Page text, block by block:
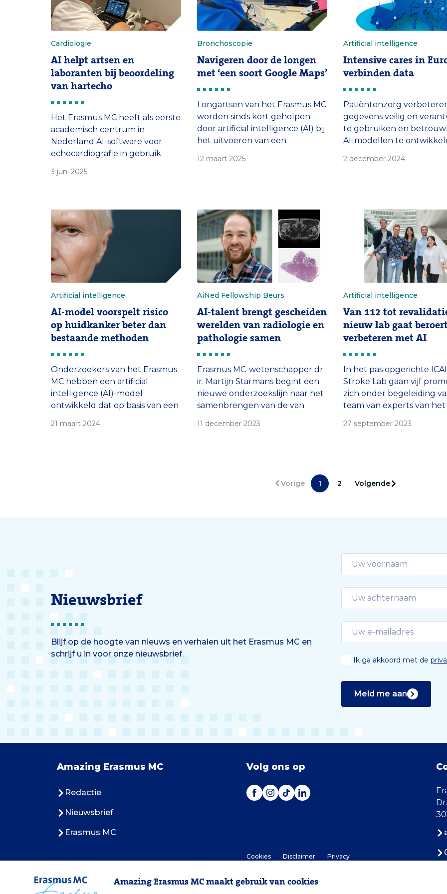
Cardiologie
AI helpt artsen en
laboranten bij beoordeling
van hartecho
Het Erasmus MC heeft als eerste
academisch centrum in
Nederland AI-software voor
echocardiografie in gebruik
maakt het mogelijk om echo’s
nog op de behandeltafel ligt.
3 juni 2025
Bronchoscopie
Navigeren door de longen
met ‘een soort Google Maps’
Longartsen van het Erasmus MC
worden sinds kort geholpen
door artificial intelligence (AI) bij
het uitvoeren van een
procedure om de longen van
ingreep, minder straling en
verkleint het risico op een
klaplong of […]
12 maart 2025
Artificial intelligence
Intensive cares in
verbinden data
Patiëntenzorg
gegevens veilig en
te gebruiken en
AI-modellen te
initiatief, waarin intensive
onder leiding van Michel
Genderen, internist-
het Erasmus MC.
2 december 2024
Artificial intelligence
AI-model voorspelt risico
op huidkanker beter dan
bestaande methoden
Onderzoekers van het Erasmus
MC hebben een artificial
intelligence (AI)-model
ontwikkeld dat op basis van een
op huidkanker voorspelt. Het
21 maart 2024
AiNed Fellowship Beurs
AI-talent brengt gescheiden
werelden van radiologie en
pathologie samen
Erasmus MC-wetenschapper dr.
ir. Martijn Starmans begint een
nieuwe onderzoekslijn naar het
samenbrengen van de van
van radiologie en pathologie, in
Fellowship Beurs van 2 miljoen
11 december 2023
Artificial intelligence
Van 112 tot
nieuw lab gaat
verbeteren met AI
In het pas opgerichte ICAI
Stroke Lab gaan vijf
zich onder begeleiding
team van experts van het
Universiteit in
landelijke Innovation
27 september 2023
Vorige 1 2 Volgende
Nieuwsbrief
Blijf op de hoogte van nieuws en verhalen uit het Erasmus MC en
schrijf u in voor onze nieuwsbrief.
Ik ga akkoord met de
Meld me aan
Amazing Erasmus MC
Redactie
Nieuwsbrief
Erasmus MC
Volg ons op
Cookies Disclaimer Privacy
Amazing Erasmus MC maakt gebruik van cookies